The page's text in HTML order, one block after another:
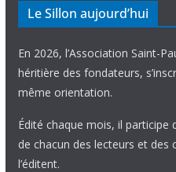
Le Sillon aujourd’hui
En 2026, l’Association Saint-
héritière des fondateurs,
même orientation.
Édité chaque mois, il participe
de chacun des lecteurs et
l’éditent.